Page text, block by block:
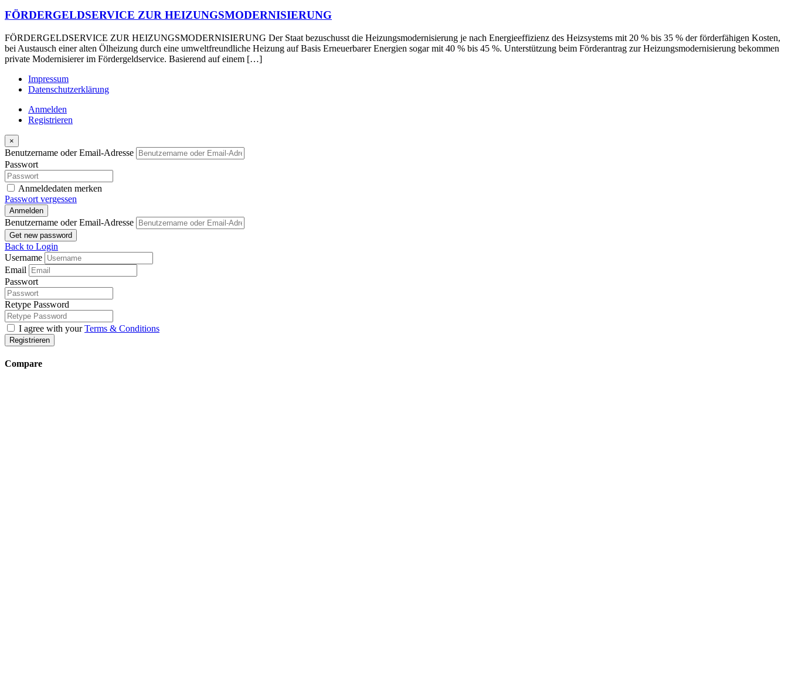
FÖRDERGELDSERVICE ZUR HEIZUNGSMODERNISIERUNG
FÖRDERGELDSERVICE ZUR HEIZUNGSMODERNISIERUNG Der Staat bezuschusst die Heizungsmodernisierung je nach Energieeffizienz des Heizsystems mit 20 % bis 35 % der förderfähigen Kosten,
bei Austausch einer alten Ölheizung durch eine umweltfreundliche Heizung auf Basis Erneuerbarer Energien sogar mit 40 % bis 45 %. Unterstützung beim Förderantrag zur Heizungsmodernisierung bekommen
private Modernisierer im Fördergeldservice. Basierend auf einem […]
Impressum
Datenschutzerklärung
Anmelden
Registrieren
×
Benutzername oder Email-Adresse
Passwort
Anmeldedaten merken
Passwort vergessen
Anmelden
Benutzername oder Email-Adresse
Get new password
Back to Login
Username
Email
Passwort
Retype Password
I agree with yourTerms & Conditions
Registrieren
Compare